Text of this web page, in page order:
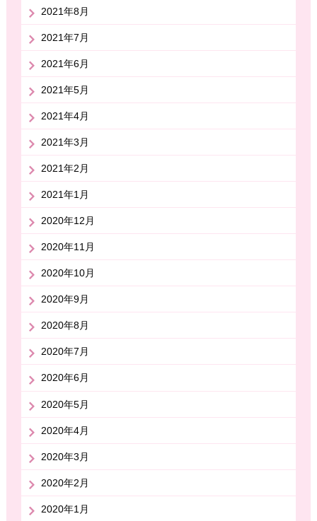
2021年8月
2021年7月
2021年6月
2021年5月
2021年4月
2021年3月
2021年2月
2021年1月
2020年12月
2020年11月
2020年10月
2020年9月
2020年8月
2020年7月
2020年6月
2020年5月
2020年4月
2020年3月
2020年2月
2020年1月